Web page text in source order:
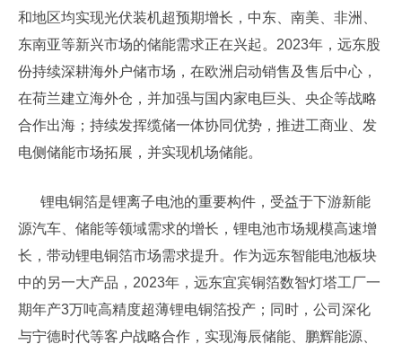
和地区均实现光伏装机超预期增长，中东、南美、非洲、
东南亚等新兴市场的储能需求正在兴起。2023年，远东股
份持续深耕海外户储市场，在欧洲启动销售及售后中心，
在荷兰建立海外仓，并加强与国内家电巨头、央企等战略
合作出海；持续发挥缆储一体协同优势，推进工商业、发
电侧储能市场拓展，并实现机场储能。
锂电铜箔是锂离子电池的重要构件，受益于下游新能
源汽车、储能等领域需求的增长，锂电池市场规模高速增
长，带动锂电铜箔市场需求提升。作为远东智能电池板块
中的另一大产品，2023年，远东宜宾铜箔数智灯塔工厂一
期年产3万吨高精度超薄锂电铜箔投产；同时，公司深化
与宁德时代等客户战略合作，实现海辰储能、鹏辉能源、